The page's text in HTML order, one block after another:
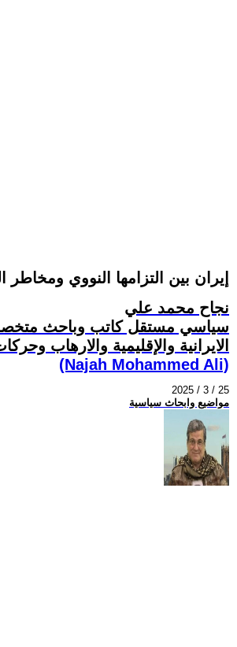
إيران بين التزامها النووي ومخاطر
نجاح محمد علي
سياسي مستقل كاتب وباحث
الايرانية والإقليمية والارهاب
(Najah Mohammed Ali)
2025 / 3 / 25
مواضيع وابحاث سياسية